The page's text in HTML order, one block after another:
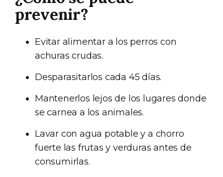
prevenir?
Evitar alimentar a los perros con
achuras crudas.
Desparasitarlos cada 45 días.
Mantenerlos lejos de los lugares donde
se carnea a los animales.
Lavar con agua potable y a chorro
fuerte las frutas y verduras antes de
consumirlas.